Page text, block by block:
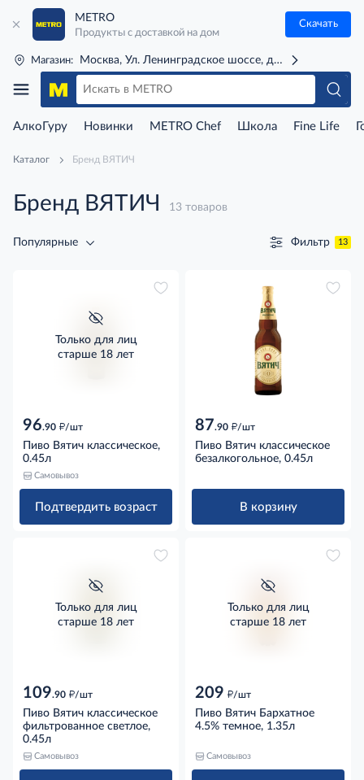
METRO
Продукты с доставкой на дом
Скачать
Магазин: Москва, Ул. Ленинградское шоссе, д. 71Г (м. Речной
АлкоГуру Новинки METRO Chef Школа Fine Life
Каталог Бренд ВЯТИЧ
Бренд ВЯТИЧ 13 товаров
Популярные Фильтр 13
Только для лиц
старше 18 лет
96.90 д/шт
Пиво Вятич классическое,
0.45л
Самовывоз
Подтвердить возраст
87.90 д/шт
Пиво Вятич классическое
безалкогольное, 0.45л
В корзину
Только для лиц
старше 18 лет
109.90 д/шт
Пиво Вятич классическое
фильтрованное светлое,
0.45л
Самовывоз
Только для лиц
старше 18 лет
209 д/шт
Пиво Вятич Бархатное
4.5% темное, 1.35л
Самовывоз